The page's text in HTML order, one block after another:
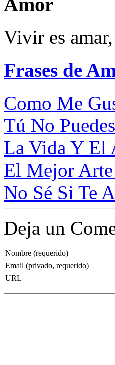
Amor
Vivir es
Frases de
Como Me
Tú No
La Vida Y El
El Mejor Arte
No Sé Si Te
Deja un
Nombre (requerido)
Email (privado, requerido)
URL